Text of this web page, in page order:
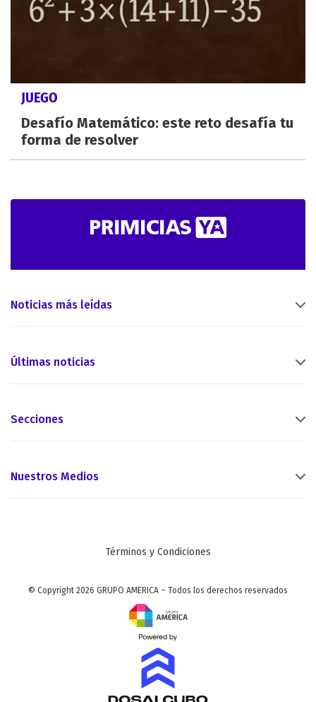
JUEGO
Desafío Matemático: este reto desafía tu
forma de resolver
Noticias más leídas
Últimas noticias
Secciones
Nuestros Medios
Términos y Condiciones
© Copyright 2026 GRUPO AMERICA – Todos los derechos reservados